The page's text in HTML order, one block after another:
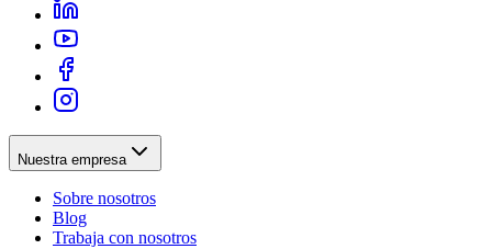
Nuestra empresa
Sobre nosotros
Blog
Trabaja con nosotros